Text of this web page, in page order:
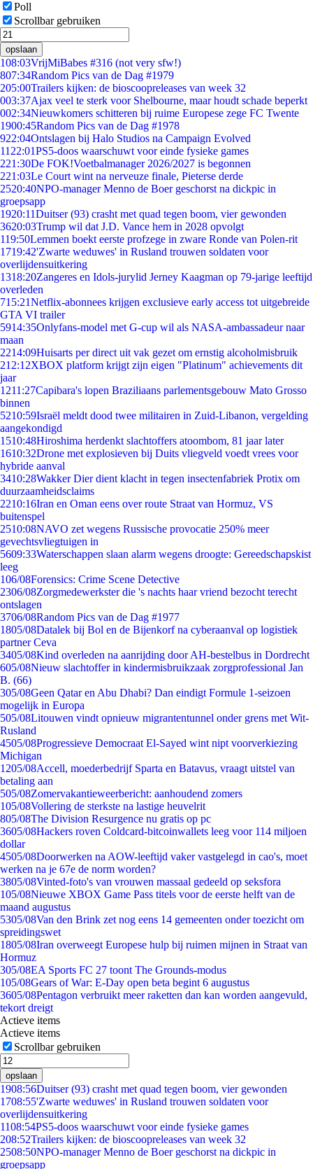
Poll
Scrollbar gebruiken
opslaan
108:03VrijMiBabes #316 (not very sfw!)
807:34Random Pics van de Dag #1979
205:00Trailers kijken: de bioscoopreleases van week 32
003:37Ajax veel te sterk voor Shelbourne, maar houdt schade beperkt
002:34Nieuwkomers schitteren bij ruime Europese zege FC Twente
1900:45Random Pics van de Dag #1978
922:04Ontslagen bij Halo Studios na Campaign Evolved
11 22:01PS5-doos waarschuwt voor einde fysieke games
221:30De FOK!Voetbalmanager 2026/2027 is begonnen
221:03Le Court wint na nerveuze finale, Pieterse derde
2520:40NPO-manager Menno de Boer geschorst na dickpic in
groepsapp
1920:11Duitser (93) crasht met quad tegen boom, vier gewonden
3620:03Trump wil dat J.D. Vance hem in 2028 opvolgt
119:50Lemmen boekt eerste profzege in zware Ronde van Polen-rit
1719:42'Zwarte weduwes' in Rusland trouwen soldaten voor
overlijdensuitkering
1318:20Zangeres en Idols-jurylid Jerney Kaagman op 79-jarige leeftijd
overleden
715:21Netflix-abonnees krijgen exclusieve early access tot uitgebreide
GTA VI trailer
5914:35Onlyfans-model met G-cup wil als NASA-ambassadeur naar
maan
2214:09Huisarts per direct uit vak gezet om ernstig alcoholmisbruik
212:12XBOX platform krijgt zijn eigen "Platinum" achievements dit
jaar
1211:27Capibara's lopen Braziliaans parlementsgebouw Mato Grosso
binnen
5210:59Israël meldt dood twee militairen in Zuid-Libanon, vergelding
aangekondigd
1510:48Hiroshima herdenkt slachtoffers atoombom, 81 jaar later
1610:32Drone met explosieven bij Duits vliegveld voedt vrees voor
hybride aanval
3410:28Wakker Dier dient klacht in tegen insectenfabriek Protix om
duurzaamheidsclaims
2210:16Iran en Oman eens over route Straat van Hormuz, VS
buitenspel
2510:08NAVO zet wegens Russische provocatie 250% meer
gevechtsvliegtuigen in
5609:33Waterschappen slaan alarm wegens droogte: Gereedschapskist
leeg
106/08Forensics: Crime Scene Detective
2306/08Zorgmedewerkster die 's nachts haar vriend bezocht terecht
ontslagen
3706/08Random Pics van de Dag #1977
1805/08Datalek bij Bol en de Bijenkorf na cyberaanval op logistiek
partner Ceva
3405/08Kind overleden na aanrijding door AH-bestelbus in Dordrecht
605/08Nieuw slachtoffer in kindermisbruikzaak zorgprofessional Jan
B. (66)
305/08Geen Qatar en Abu Dhabi? Dan eindigt Formule 1-seizoen
mogelijk in Europa
505/08Litouwen vindt opnieuw migrantentunnel onder grens met Wit-
Rusland
4505/08Progressieve Democraat El-Sayed wint nipt voorverkiezing
Michigan
1205/08Accell, moederbedrijf Sparta en Batavus, vraagt uitstel van
betaling aan
505/08Zomervakantieweerbericht: aanhoudend zomers
105/08Vollering de sterkste na lastige heuvelrit
805/08The Division Resurgence nu gratis op pc
3605/08Hackers roven Coldcard-bitcoinwallets leeg voor 114 miljoen
dollar
4505/08Doorwerken na AOW-leeftijd vaker vastgelegd in cao's, moet
werken na je 67e de norm worden?
3805/08Vinted-foto's van vrouwen massaal gedeeld op seksfora
105/08Nieuwe XBOX Game Pass titels voor de eerste helft van de
maand augustus
5305/08Van den Brink zet nog eens 14 gemeenten onder toezicht om
spreidingswet
1805/08Iran overweegt Europese hulp bij ruimen mijnen in Straat van
Hormuz
305/08EA Sports FC 27 toont The Grounds-modus
105/08Gears of War: E-Day open beta begint 6 augustus
3605/08Pentagon verbruikt meer raketten dan kan worden aangevuld,
tekort dreigt
Actieve items
Actieve items
Scrollbar gebruiken
opslaan
1908:56Duitser (93) crasht met quad tegen boom, vier gewonden
1708:55'Zwarte weduwes' in Rusland trouwen soldaten voor
overlijdensuitkering
1108:54PS5-doos waarschuwt voor einde fysieke games
208:52Trailers kijken: de bioscoopreleases van week 32
2508:50NPO-manager Menno de Boer geschorst na dickpic in
groepsapp